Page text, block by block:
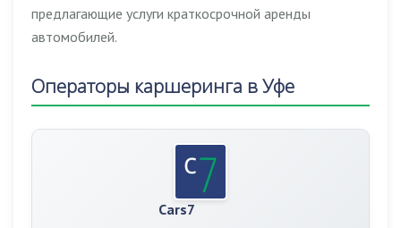
предлагающие услуги краткосрочной аренды
автомобилей.
Операторы каршеринга в Уфе
Cars7